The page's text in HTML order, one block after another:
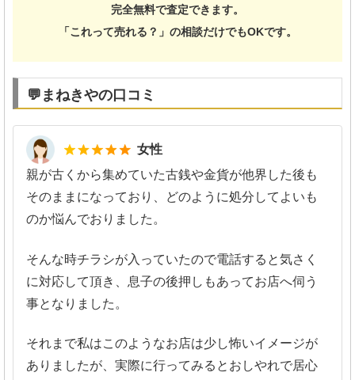
完全無料で査定できます。
「これって売れる？」の相談だけでもOKです。
💬まねきやの口コミ
5女性
親が古くから集めていた古銭や金貨が他界した後も
そのままになっており、どのように処分してよいも
のか悩んでおりました。
そんな時チラシが入っていたので電話すると気さく
に対応して頂き、息子の後押しもあってお店へ伺う
事となりました。
それまで私はこのようなお店は少し怖いイメージが
ありましたが、実際に行ってみるとおしやれで居心